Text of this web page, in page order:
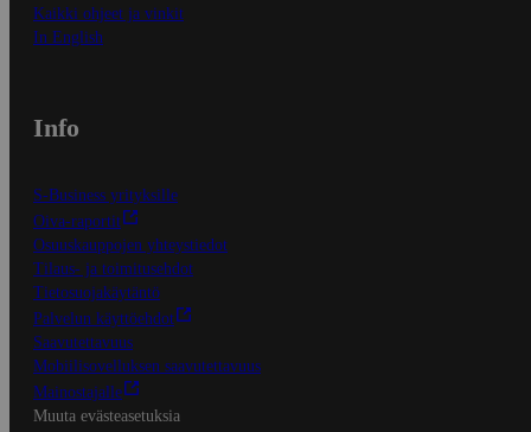
Kaikki ohjeet ja vinkit
In English
Info
S-Business yrityksille
Oiva-raportit
Osuuskauppojen yhteystiedot
Tilaus- ja toimitusehdot
Tietosuojakäytäntö
Palvelun käyttöehdot
Saavutettavuus
Mobiilisovelluksen saavutettavuus
Mainostajalle
Muuta evästeasetuksia